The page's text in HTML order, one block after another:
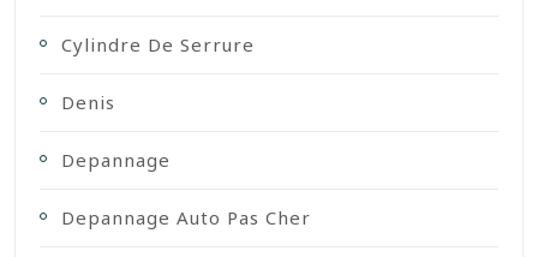
Cylindre De Serrure
Denis
Depannage
Depannage Auto Pas Cher